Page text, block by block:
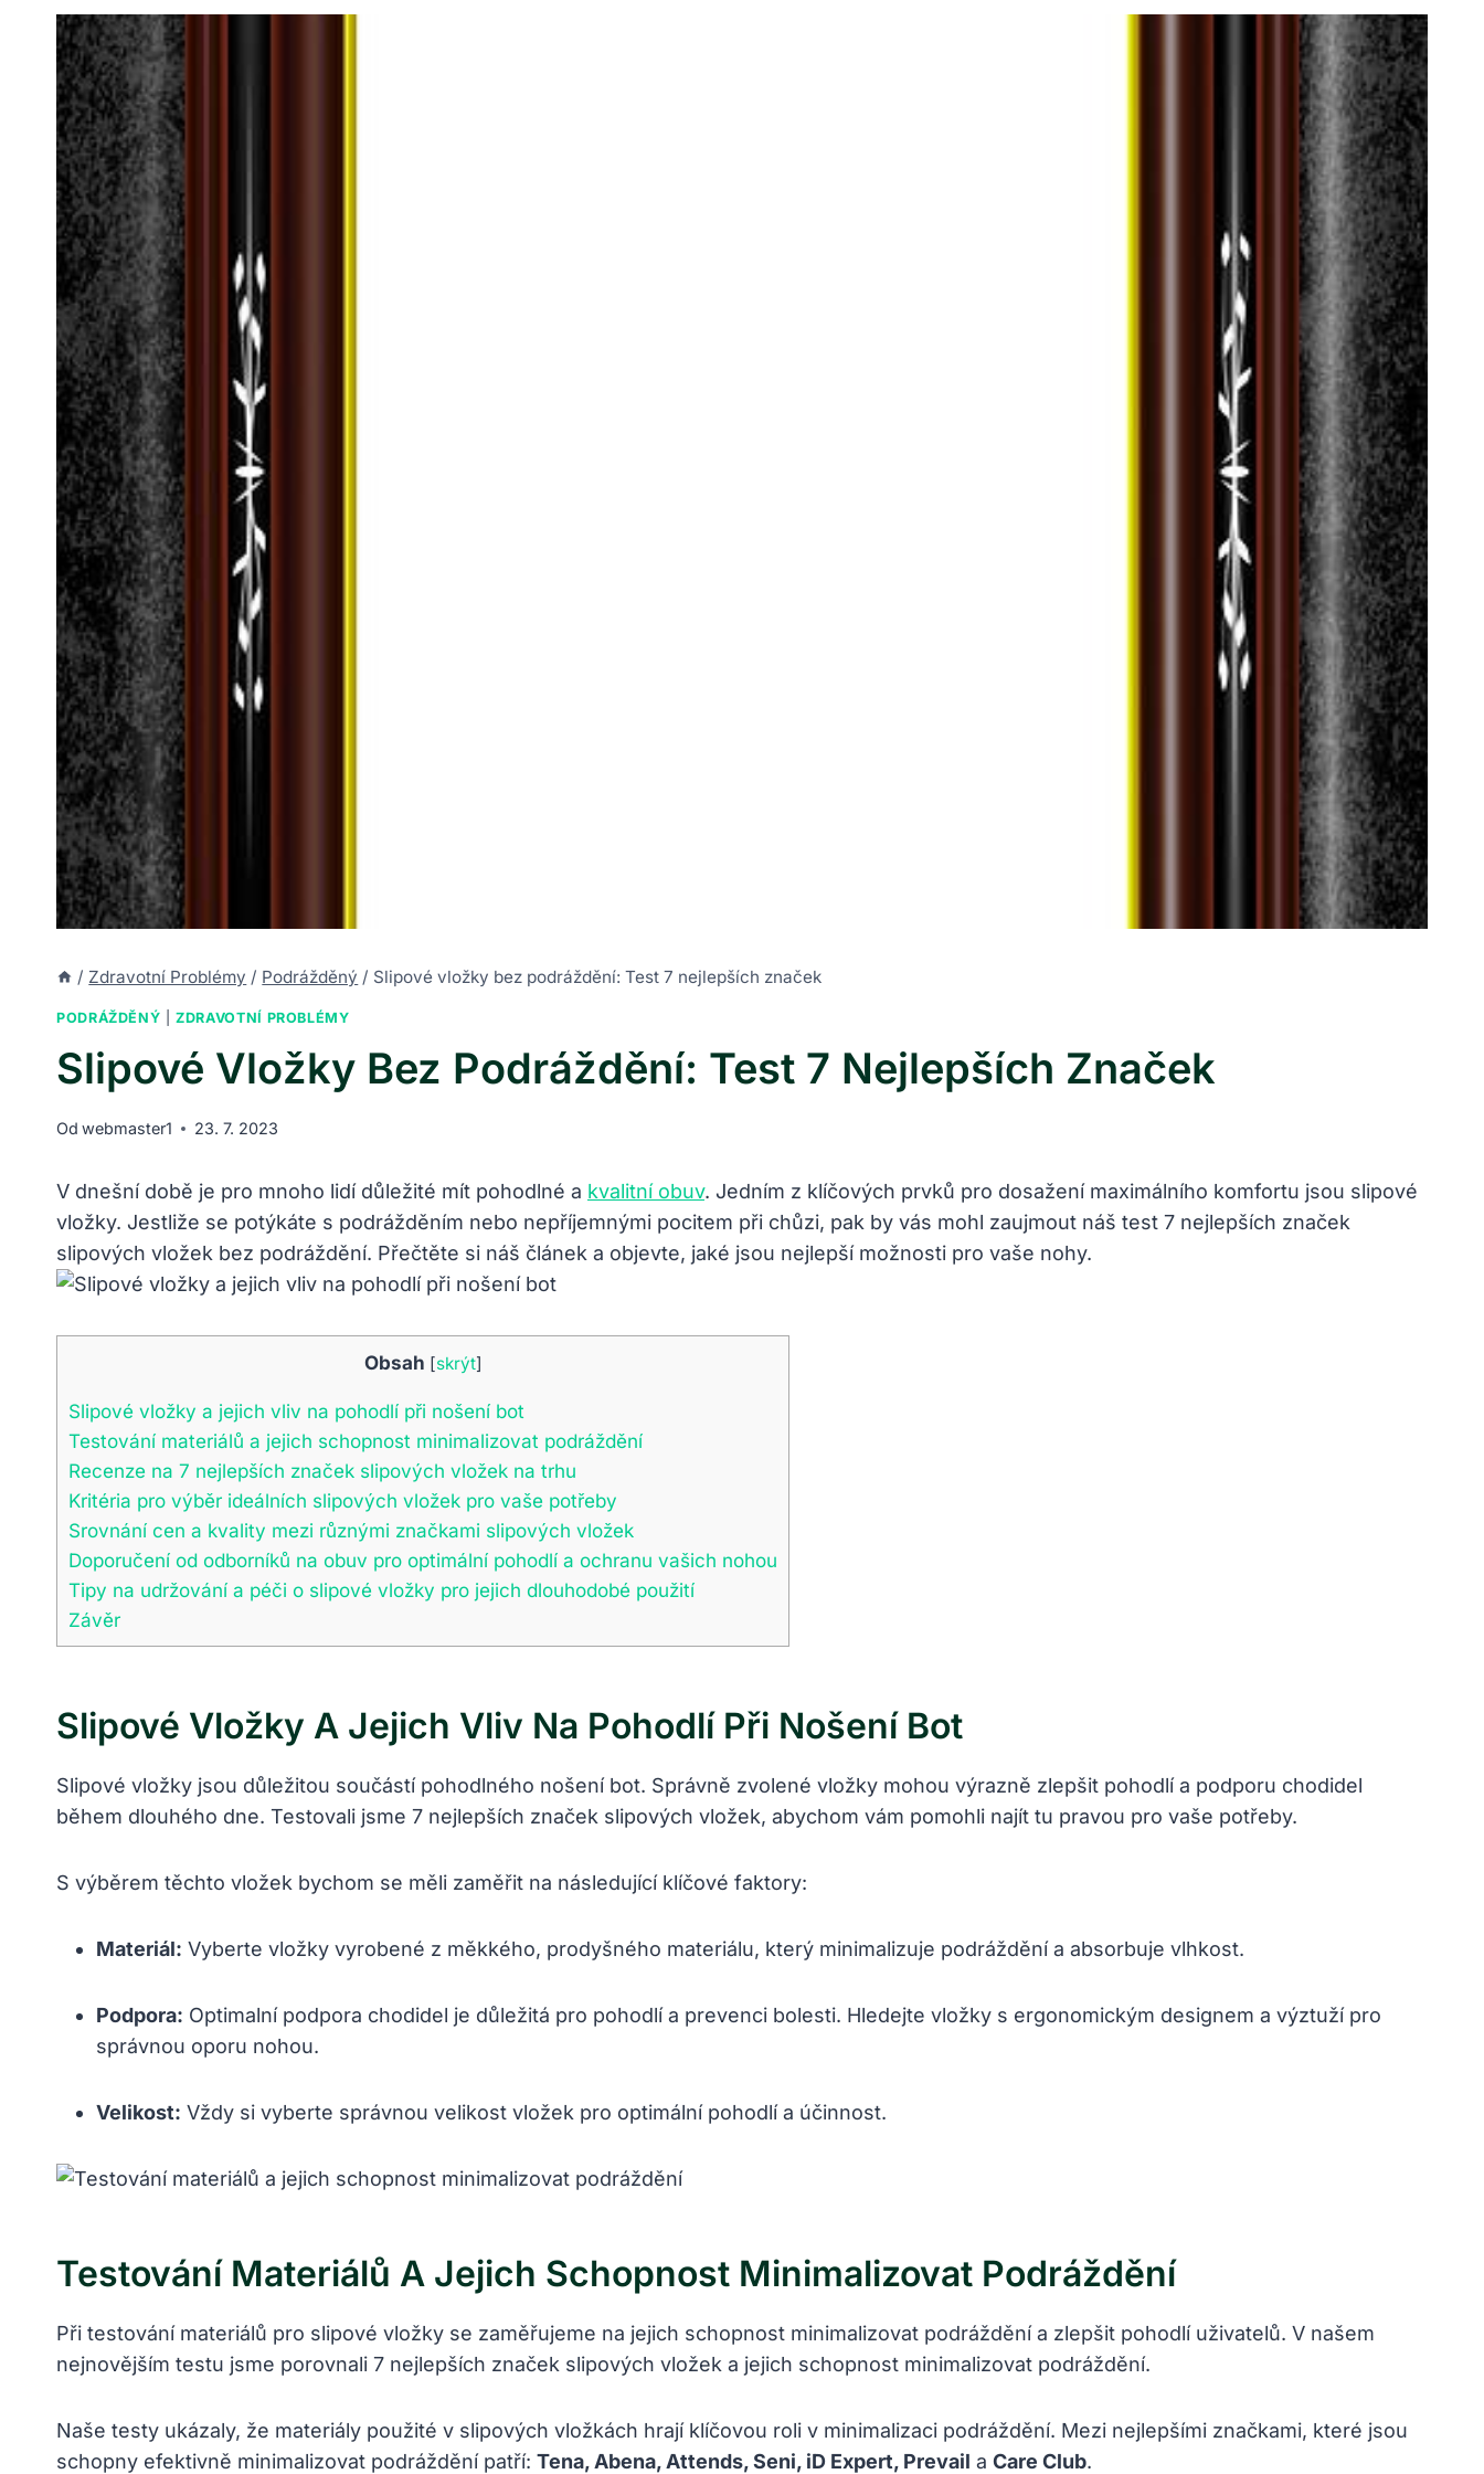
/ Zdravotní Problémy / Podrážděný / Slipové vložky bez podráždění: Test 7 nejlepších značek
PODRÁŽDĚNÝ |ZDRAVOTNÍ PROBLÉMY
Slipové Vložky Bez Podráždění: Test 7 Nejlepších Značek
Od webmaster1 23. 7. 2023
V dnešní době je pro mnoho lidí důležité mít pohodlné a kvalitní obuv. Jedním z klíčových prvků pro dosažení maximálního komfortu jsou slipové
vložky. Jestliže se potýkáte s podrážděním nebo nepříjemnými pocitem při chůzi, pak by vás mohl zaujmout náš test 7 nejlepších značek
slipových vložek bez podráždění. Přečtěte si náš článek a objevte, jaké jsou nejlepší možnosti pro vaše nohy.
Obsah [skrýt]
Slipové vložky a jejich vliv na pohodlí při nošení bot
Testování materiálů a jejich schopnost minimalizovat podráždění
Recenze na 7 nejlepších značek slipových vložek na trhu
Kritéria pro výběr ideálních slipových vložek pro vaše potřeby
Srovnání cen a kvality mezi různými značkami slipových vložek
Doporučení od odborníků na obuv pro optimální pohodlí a ochranu vašich nohou
Tipy na udržování a péči o slipové vložky pro jejich dlouhodobé použití
Závěr
Slipové Vložky A Jejich Vliv Na Pohodlí Při Nošení Bot
Slipové vložky jsou důležitou součástí pohodlného nošení bot. Správně zvolené vložky mohou výrazně zlepšit pohodlí a podporu chodidel
během dlouhého dne. Testovali jsme 7 nejlepších značek slipových vložek, abychom vám pomohli najít tu pravou pro vaše potřeby.
S výběrem těchto vložek bychom se měli zaměřit na následující klíčové faktory:
Materiál: Vyberte vložky vyrobené z měkkého, prodyšného materiálu, který minimalizuje podráždění a absorbuje vlhkost.
Podpora: Optimalní podpora chodidel je důležitá pro pohodlí a prevenci bolesti. Hledejte vložky s ergonomickým designem a výztuží pro
správnou oporu nohou.
Velikost: Vždy si vyberte správnou velikost vložek pro optimální pohodlí a účinnost.
Testování Materiálů A Jejich Schopnost Minimalizovat Podráždění
Při testování materiálů pro slipové vložky se zaměřujeme na jejich schopnost minimalizovat podráždění a zlepšit pohodlí uživatelů. V našem
nejnovějším testu jsme porovnali 7 nejlepších značek slipových vložek a jejich schopnost minimalizovat podráždění.
Naše testy ukázaly, že materiály použité v slipových vložkách hrají klíčovou roli v minimalizaci podráždění. Mezi nejlepšími značkami, které jsou
schopny efektivně minimalizovat podráždění patří: Tena, Abena, Attends, Seni, iD Expert, Prevail a Care Club.